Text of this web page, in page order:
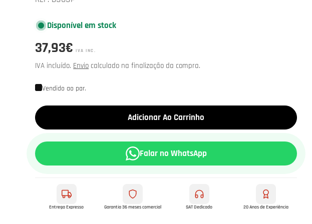
Disponível em stock
Preço
normal
37,93€ IVA INC.
IVA incluído. Envio calculado na finalização da compra.
Vendido ao par.
Adicionar Ao Carrinho
Falar no WhatsApp
Entrega Expresso Garantia 36 meses comercial SAT Dedicado 20 Anos de Experiência